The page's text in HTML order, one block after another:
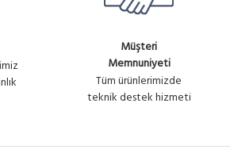
Müşteri
Memnuniyeti
Tüm ürünlerimizde
teknik destek hizmeti